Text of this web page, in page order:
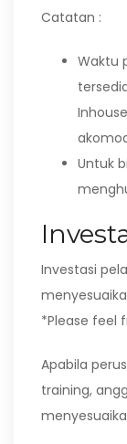
Catatan :
Waktu
Untuk
Investasi
*Please feel
Apabila
training,